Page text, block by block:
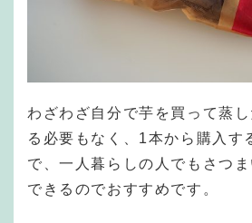
わざわざ自分で芋を買って蒸
る必要もなく、1本から購入す
で、一人暮らしの人でもさつ
できるのでおすすめです。